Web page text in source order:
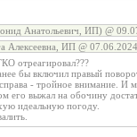
Анатольевич, ИП) @
Алексеевна, ИП @
отреагировал???
бы включил правый
- тройное внимание.
его выжал на обочину
идеальную погоду.